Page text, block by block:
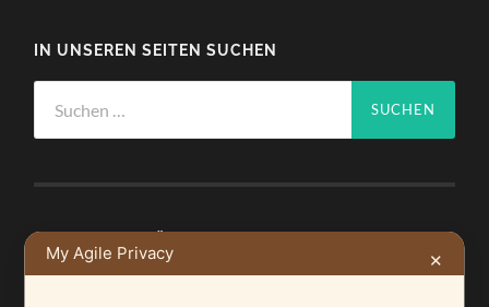
IN UNSEREN SEITEN SUCHEN
nach:
My Agile Privacy ✕